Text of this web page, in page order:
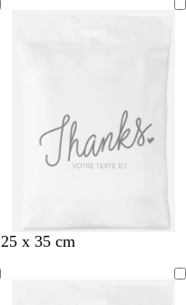
25 x 35 cm